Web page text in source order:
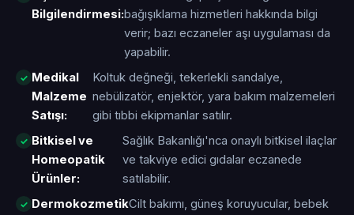
Bilgilendirmesi:bağışıklama hizmetleri hakkında bilgi
verir; bazı eczaneler aşı uygulaması da
yapabilir.
Medikal
Malzeme
Satışı:
Koltuk değneği, tekerlekli sandalye,
nebülizatör, enjektör, yara bakım malzemeleri
gibi tıbbi ekipmanlar satılır.
Bitkisel ve
Homeopatik
Ürünler:
Sağlık Bakanlığı'nca onaylı bitkisel ilaçlar
ve takviye edici gıdalar eczanede
satılabilir.
DermokozmetikCilt bakımı, güneş koruyucular, bebek